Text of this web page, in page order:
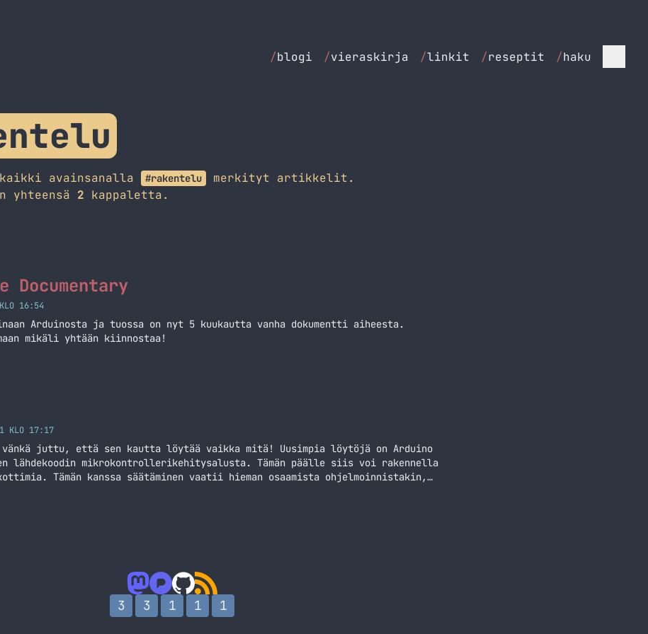
/blogi /vieraskirja /linkit /reseptit /haku
avainsanalla #rakentelu
merkityt artikkelit.
yhteensä 2 kappaletta.
Documentary
16:54
Arduinosta ja tuossa on nyt 5 kuukautta vanha dokumentti aiheesta.
mikäli yhtään kiinnostaa!
KLO 17:17
juttu, että sen kautta löytää vaikka mitä! Uusimpia löytöjä on Arduino
lähdekoodin mikrokontrollerikehitysalusta. Tämän päälle siis voi rakennella
Tämän kanssa säätäminen vaatii hieman osaamista ohjelmoinnistakin,
kaikki toiminnot Arduinon omalla ohjelmointiympäristöllä. Se on tosin
3 3 1 1 1